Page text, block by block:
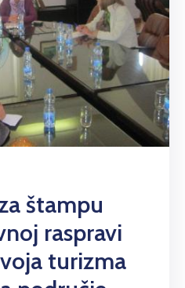
štampu
raspravi
turizma